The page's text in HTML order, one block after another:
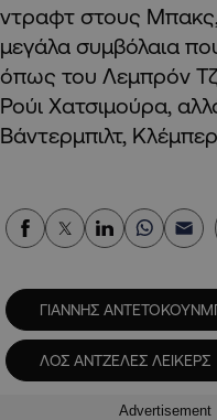
ντραφτ στους
μεγάλα συμβόλαια
όπως του Λεμπρόν
Ρούι Χατσιμούρα,
Βάντερμπιλτ, Κλέμπερ
ΓΙΑΝΝΗΣ
ΛΟΣ ΑΝΤΖΕΛΕΣ ΛΕΙΚΕΡΣ
Advertisement